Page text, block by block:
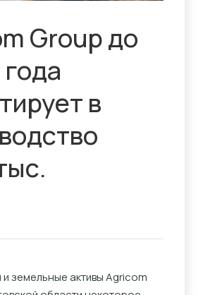
Group до
в
земельные активы Agricom